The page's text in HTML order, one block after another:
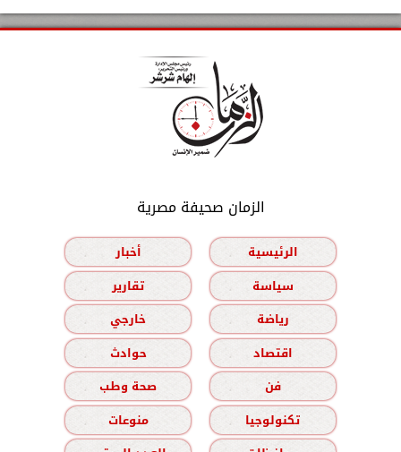
الزمان صحيفة مصرية
الرئيسية
أخبار
سياسة
تقارير
رياضة
خارجي
اقتصاد
حوادث
فن
صحة وطب
تكنولوجيا
منوعات